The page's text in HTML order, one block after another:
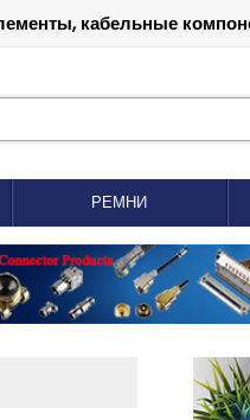
кабельные
РЕМНИ